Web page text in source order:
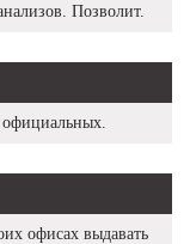
Позволит.
офисах выдавать